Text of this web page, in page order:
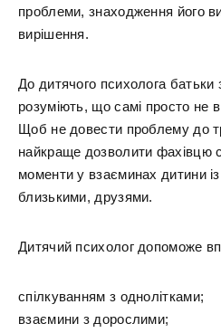
проблеми, знаходження його
вирішення.
До дитячого психолога батьки
розуміють, що самі просто не
Щоб не довести проблему до
найкраще дозволити фахівцю
моменти у взаєминах дитини із
близькими, друзями.
Дитячий психолог допоможе
спілкуванням з однолітками;
взаємини з дорослими;